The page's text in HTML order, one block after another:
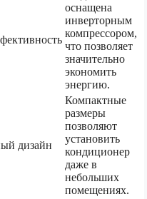
оснащена
инверторным
компрессором,
что позволяет
значительно
экономить
энергию.
дизайн
Компактные
размеры
позволяют
установить
кондиционер
даже в
небольших
помещениях.